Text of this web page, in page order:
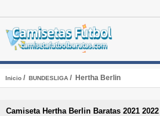
Inicio/ BUNDESLIGA/ Hertha Berlin
Camiseta Hertha Berlin Baratas 2021 2022